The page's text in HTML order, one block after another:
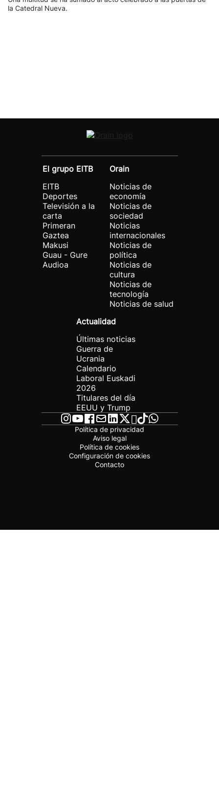
la Catedral Nueva.
El grupo EITB
EITB
Deportes
Televisión a la
carta
Primeran
Gaztea
Makusi
Guau - Gure
Audioa
Orain
Noticias de
economía
Noticias de
sociedad
Noticias
internacionales
Noticias de
política
Noticias de
cultura
Noticias de
tecnología
Noticias de salud
Actualidad
Últimas noticias
Guerra de
Ucrania
Calendario
Laboral Euskadi
2026
Titulares del día
EEUU y Trump
Política de privacidad
Aviso legal
Política de cookies
Configuración de cookies
Contacto